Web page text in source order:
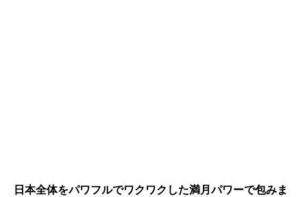
日本全体をパワフルでワクワクした満月パワーで包みま